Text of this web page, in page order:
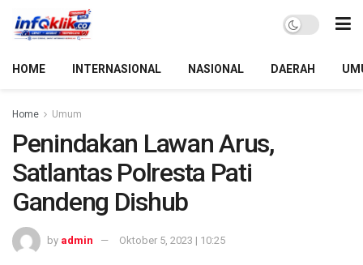
HOME INTERNASIONAL NASIONAL DAERAH
Home Umum
Penindakan Lawan Arus,
Satlantas Polresta Pati
Gandeng Dishub
by admin Oktober 5, 2023 | 10:25